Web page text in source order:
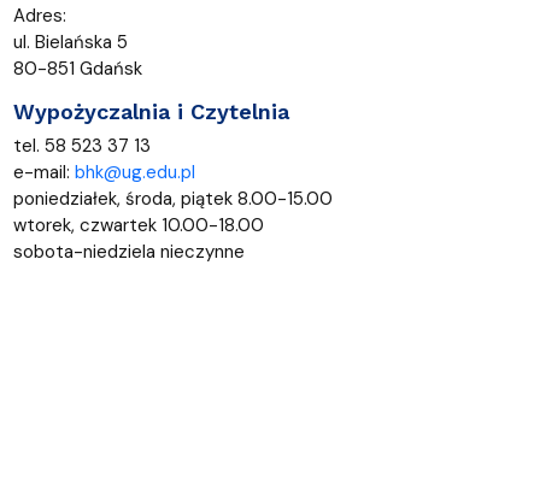
Adres:
ul. Bielańska 5
80-851 Gdańsk
Wypożyczalnia i Czytelnia
tel. 58 523 37 13
e-mail: bhk@ug.edu.pl
poniedziałek, środa, piątek 8.00-15.00
wtorek, czwartek 10.00-18.00
sobota-niedziela nieczynne